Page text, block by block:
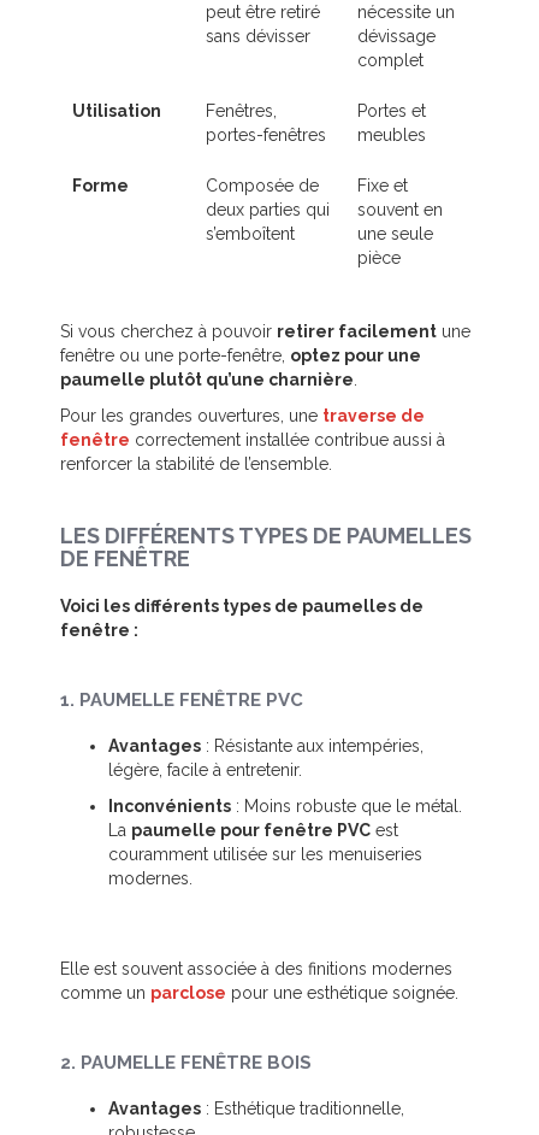
peut être retiré
sans dévisser
nécessite un
dévissage
complet
Utilisation
Fenêtres,
portes-fenêtres
Portes et
meubles
Forme
Composée de
deux parties qui
s’emboîtent
Fixe et
souvent en
une seule
pièce
Si vous cherchez à pouvoir retirer facilement une
fenêtre ou une porte-fenêtre, optez pour une
paumelle plutôt qu’une charnière
Pour les grandes ouvertures, une traverse de
fenêtre correctement installée contribue aussi à
renforcer la stabilité de l’ensemble.
LES DIFFÉRENTS TYPES DE PAUMELLES
DE FENÊTRE
Voici les différents types de paumelles de
fenêtre :
1. PAUMELLE FENÊTRE PVC
Avantages : Résistante aux intempéries,
légère, facile à entretenir.
Inconvénients : Moins robuste que le métal.
La paumelle pour fenêtre PVC est
couramment utilisée sur les menuiseries
modernes.
Elle est souvent associée à des finitions modernes
comme un parclose pour une esthétique soignée.
2. PAUMELLE FENÊTRE BOIS
Avantages : Esthétique traditionnelle,